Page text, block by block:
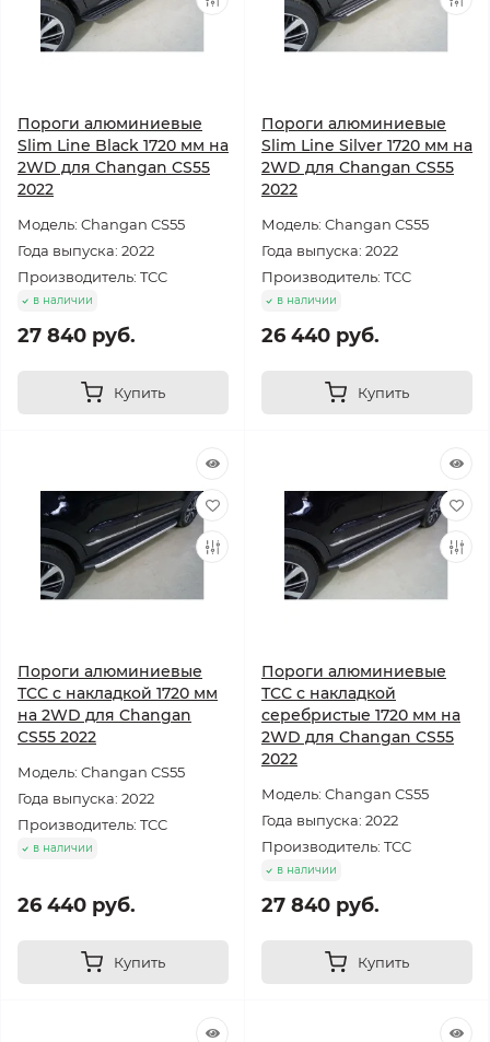
Пороги алюминиевые
Slim Line Black 1720 мм на
2WD для Changan CS55
2022
Модель: Changan CS55
Года выпуска: 2022
Производитель: TCC
в наличии
27 840 руб.
Купить
Пороги алюминиевые
Slim Line Silver 1720 мм на
2WD для Changan CS55
2022
Модель: Changan CS55
Года выпуска: 2022
Производитель: TCC
в наличии
26 440 руб.
Купить
Пороги алюминиевые
ТСС с накладкой 1720 мм
на 2WD для Changan
CS55 2022
Модель: Changan CS55
Года выпуска: 2022
Производитель: TCC
в наличии
26 440 руб.
Купить
Пороги алюминиевые
ТСС с накладкой
серебристые 1720 мм на
2WD для Changan CS55
2022
Модель: Changan CS55
Года выпуска: 2022
Производитель: TCC
в наличии
27 840 руб.
Купить